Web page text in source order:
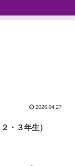
2026.04.27
・３年生）